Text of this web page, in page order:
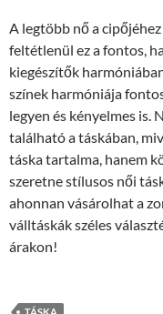
A legtöbb nő a
feltétlenül ez a fontos,
kiegészítők
színek harmóniája
legyen és kényelmes is.
található a táskában,
táska tartalma, hanem
szeretne stílusos női
ahonnan vásárolhat a
válltáskák széles
árakon!